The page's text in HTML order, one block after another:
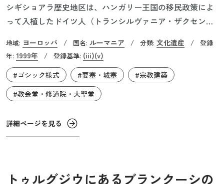
シギショアラ歴史地区は、ハンガリー王国の移民政策によ
って入植したドイツ人（トランシルヴァニア・ザクセン
会を宗教的中心地とし、トランシルヴァニア地方の重要都
市として発展しました。ドイツ人の職人や商人によってギ
ルドが形成され、城壁には「靴職人の塔」や「仕立屋の
塔」といった、ギルドの名前を冠した塔が残っています。
また、中央ヨーロッパの重要な商業的役割を担ったシギシ
ョアラは、「吸血鬼ドラキュラ」のモデルとなったヴラド3
世の生家があることでも有名です。1676年の大火で焼失し
デッキから歴史ある街並みを望むことができます。
地域: ヨーロッパ / 国名: ルーマニア / 分類: 文化遺産 /
登録
年: 1999年 / 登録基準: (iii)(v)
#ゴシック様式
#要塞・城塞
#宗教建築
#教会堂・修道院・大聖堂
詳細ページを見る
トゥルグジウにあるブランクーシの